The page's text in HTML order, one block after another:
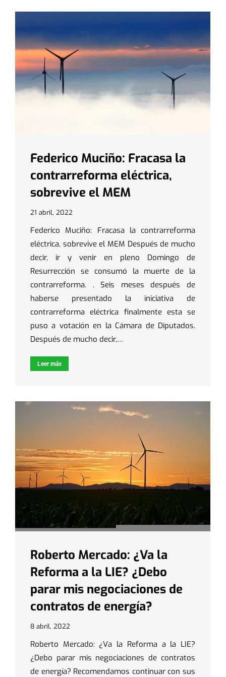
Federico Muciño: Fracasa la
contrarreforma eléctrica,
sobrevive el MEM
21 abril, 2022
Federico Muciño: Fracasa la contrarreforma
eléctrica, sobrevive el MEM Después de mucho
decir, ir y venir en pleno Domingo de
Resurrección se consumó la muerte de la
contrarreforma. . Seis meses después de
haberse presentado la iniciativa de
contrarreforma eléctrica finalmente esta se
puso a votación en la Cámara de Diputados.
Después de mucho decir,…
Leer más
Roberto Mercado: ¿Va la
Reforma a la LIE? ¿Debo
parar mis negociaciones de
contratos de energía?
8 abril, 2022
Roberto Mercado: ¿Va la Reforma a la LIE?
¿Debo parar mis negociaciones de contratos
de energía? Recomendamos continuar con sus